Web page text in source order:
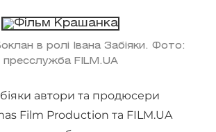
в ролі Івана Забіяки. Фото:
пресслужба FILM.UA
автори та продюсери
Film Production та FILM.UA